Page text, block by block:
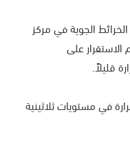
الجوية في مركز
على
قليلاً.
في مستويات ثلاثينية